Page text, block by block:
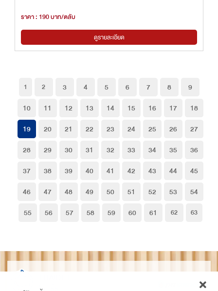
ราคา : 190 บาท/ตลับ
ดูรายละเอียด
1 2 3 4 5 6 7 8
9
10
11 12 13 14 15 16 17
18
19
20 21 22 23 24 25 26
27
28
29 30 31 32 33 34 35
36
37
38 39 40 41 42 43 44
45
46
47 48 49 50 51 52 53
54
55
56 57 58 59 60 61 62 63
ไทยเด็ด